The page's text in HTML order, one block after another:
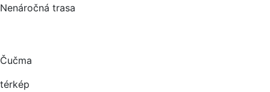
Nenáročná trasa
Čučma
térkép